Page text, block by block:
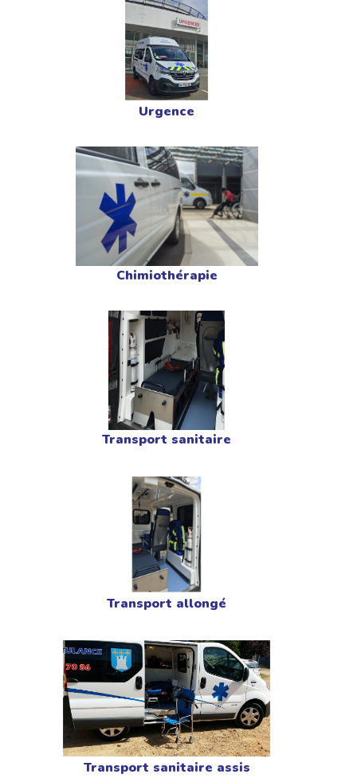
Urgence
Chimiothérapie
Transport sanitaire
Transport allongé
Transport sanitaire assis